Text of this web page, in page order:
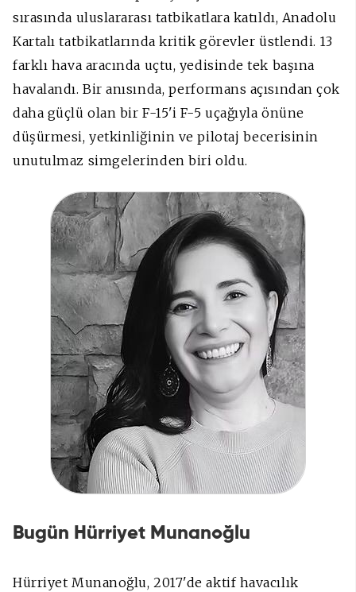
sırasında uluslararası tatbikatlara katıldı, Anadolu
Kartalı tatbikatlarında kritik görevler üstlendi. 13
farklı hava aracında uçtu, yedisinde tek başına
havalandı. Bir anısında, performans açısından çok
daha güçlü olan bir F-15'i F-5 uçağıyla önüne
düşürmesi, yetkinliğinin ve pilotaj becerisinin
unutulmaz simgelerinden biri oldu.
Bugün Hürriyet Munanoğlu
Hürriyet Munanoğlu, 2017'de aktif havacılık